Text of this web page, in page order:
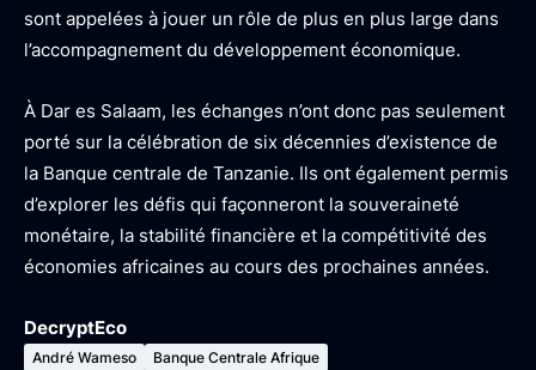
sont appelées à jouer un rôle de plus en plus large dans
l’accompagnement du développement économique.
À Dar es Salaam, les échanges n’ont donc pas seulement
porté sur la célébration de six décennies d’existence de
la Banque centrale de Tanzanie. Ils ont également permis
d’explorer les défis qui façonneront la souveraineté
monétaire, la stabilité financière et la compétitivité des
économies africaines au cours des prochaines années.
DecryptEco
André Wameso
Banque Centrale Afrique